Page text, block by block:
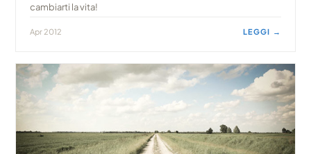
cambiarti la vita!
Apr 2012 LEGGI →